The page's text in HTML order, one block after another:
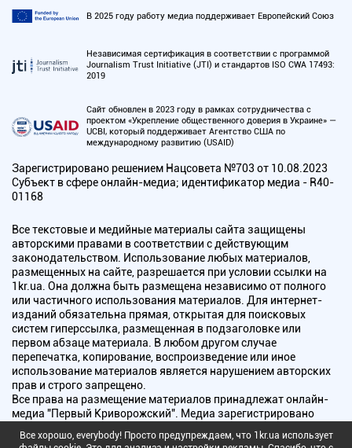
В 2025 году работу медиа поддерживает Европейский Союз
Независимая сертификация в соответствии с программой
Journalism Trust Initiative (JTI) и стандартов ISO CWA 17493:
2019
Сайт обновлен в 2023 году в рамках сотрудничества с
проектом «Укрепление общественного доверия в Украине» —
UCBI, который поддерживает Агентство США по
международному развитию (USAID)
Зарегистрировано решением Нацсовета №703 от 10.08.2023
Субъект в сфере онлайн-медиа; идентификатор медиа - R40-
01168
Все текстовые и медийные материалы сайта защищены
авторскими правами в соответствии с действующим
законодательством. Использование любых материалов,
размещенных на сайте, разрешается при условии ссылки на
1kr.ua. Она должна быть размещена независимо от полного
или частичного использования материалов. Для интернет-
изданий обязательна прямая, открытая для поисковых
систем гиперссылка, размещенная в подзаголовке или
первом абзаце материала. В любом другом случае
перепечатка, копирование, воспроизведение или иное
использование материалов является нарушением авторских
прав и строго запрещено.
Все права на размещение материалов принадлежат онлайн-
медиа "Первый Криворожский". Медиа зарегистрировано
радиовещания.
Все хорошо, everybody! Просто предупреждаем, что 1kr.ua использует